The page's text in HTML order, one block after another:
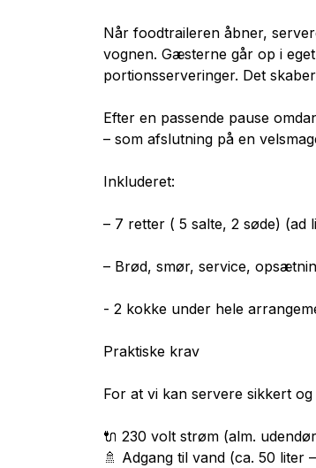
Når foodtraileren åbner,
vognen. Gæsterne går op i
portionsserveringer. Det
Efter en passende pause
– som afslutning på en
Inkluderet:
– 7 retter ( 5 salte, 2 søde) (ad
– Brød, smør, service,
- 2 kokke under hele
Praktiske krav
For at vi kan servere sikkert
🔌 230 volt strøm (alm.
🚿 Adgang til vand (ca. 50 liter